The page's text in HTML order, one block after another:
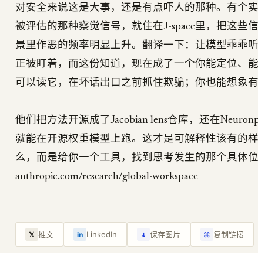
对安全来说这是大事，还是有点吓人的那种。有个
被评估的那种察觉信号，就住在J-space里，把这些
景里作恶的频率明显上升。翻译一下：让模型乖乖
正被盯着，而这份知道，现在成了一个你能定位、
可以读它，在坏话出口之前抓住欺骗；你也能想象
他们把方法开源成了Jacobian lens仓库，还在
就能在开源权重模型上跑。这才是可解释性该有的
么，而是给你一个工具，找到思考发生的那个具体
anthropic.com/research/global-workspace
𝕏 推文 in LinkedIn ↓ 保存图片 ⌘ 复制链接